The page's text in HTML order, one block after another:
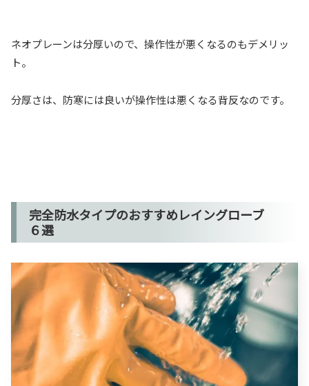
ネオプレーンは分厚いので、操作性が悪くなるのもデメリッ
ト。
分厚さは、防寒には良いが操作性は悪くなる背反なのです。
完全防水タイプのおすすめレイングローブ
６選